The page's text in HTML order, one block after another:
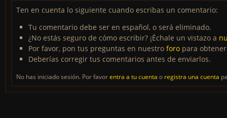
Ten en cuenta lo siguiente cuando escribas un comentario:
Tu comentario debe ser en español, o será eliminado.
¿No estás seguro de cómo escribir? ¡Échale un vistazo a
Por favor, pon tus preguntas en nuestro foro para
Deberías corregir tus comentarios antes de enviarlos.
No has iniciado sesión. Por favorentra a tu cuenta o registra una cuenta